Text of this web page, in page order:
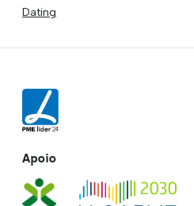
Dating
Apoio